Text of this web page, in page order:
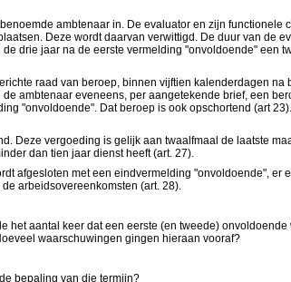
ambtenaar in. De evaluator en zijn functionele
Deze wordt daarvan verwittigd. De duur van de
drie jaar na de eerste vermelding "onvoldoende" een
raad van beroep, binnen vijftien kalenderdagen na
ambtenaar eveneens, per aangetekende brief, een
"onvoldoende". Dat beroep is ook opschortend (art
Deze vergoeding is gelijk aan twaalfmaal de laatste
dan tien jaar dienst heeft (art. 27).
afgesloten met een eindvermelding "onvoldoende", er
arbeidsovereenkomsten (art. 28).
het aantal keer dat een eerste (en tweede)
waarschuwingen gingen hieraan vooraf?
bepaling van die termijn?